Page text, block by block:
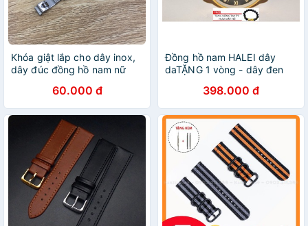
Khóa giật lắp cho dây inox,
dây đúc đồng hồ nam nữ
60.000 đ
Đồng hồ nam HALEI dây
daTẶNG 1 vòng - dây đen
398.000 đ